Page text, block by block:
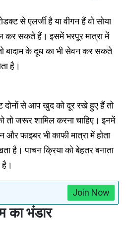
से एलर्जी है या वीगन हैं वो सोया
कर सकते हैं। इसमें भरपूर मात्रा में
बादाम के दूध का भी सेवन कर सकते
है।
दोनों से आप खुद को दूर रखे हुए हैं तो
तो जरूर शामिल करना चाहिए। इनमें
फाइबर भी काफी मात्रा में होता
है। पाचन क्रिया को बेहतर बनाता
Join Now
का भंडार